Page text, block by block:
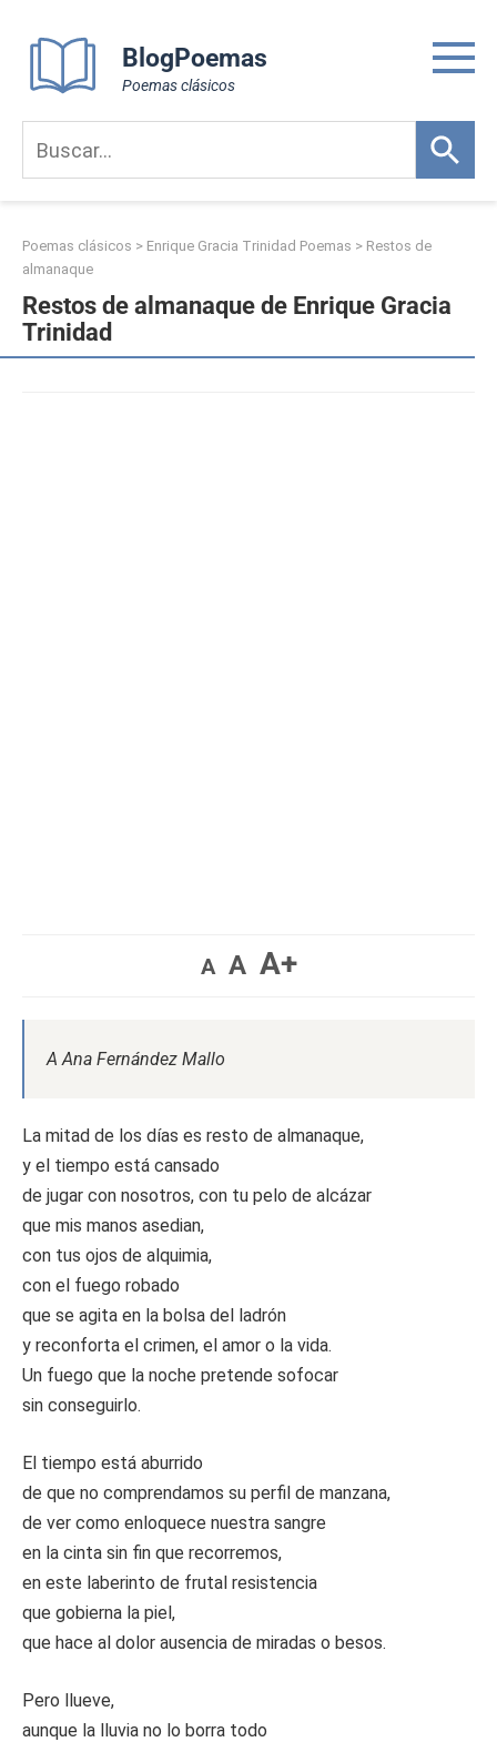
content
BlogPoemas
Poemas clásicos
Poemas clásicos > Enrique Gracia Trinidad Poemas > Restos de
almanaque
Restos de almanaque de Enrique Gracia
Trinidad
A A A+
A Ana Fernández Mallo
La mitad de los días es resto de almanaque,
y el tiempo está cansado
de jugar con nosotros, con tu pelo de alcázar
que mis manos asedian,
con tus ojos de alquimia,
con el fuego robado
que se agita en la bolsa del ladrón
y reconforta el crimen, el amor o la vida.
Un fuego que la noche pretende sofocar
sin conseguirlo.
El tiempo está aburrido
de que no comprendamos su perfil de manzana,
de ver como enloquece nuestra sangre
en la cinta sin fin que recorremos,
en este laberinto de frutal resistencia
que gobierna la piel,
que hace al dolor ausencia de miradas o besos.
Pero llueve,
aunque la lluvia no lo borra todo